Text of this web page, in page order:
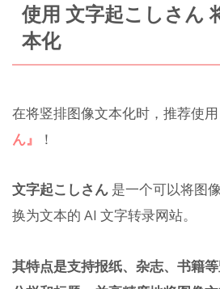
使用 文字起こしさん
本化
在将竖排图像文本化时，推荐使用
ん』
！
文字起こしさん 是一个可以将图
换为文本的 AI 文字转录网站。
其特点是支持报纸、杂志、书籍